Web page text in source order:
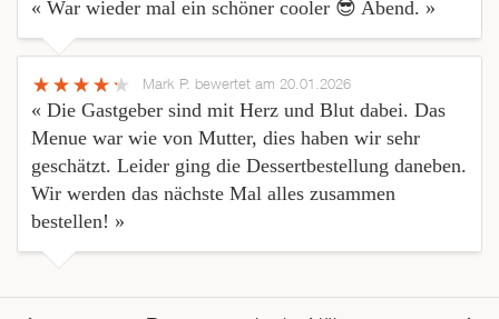
« War wieder mal ein schöner cooler 😎 Abend. »
Mark P. bewertet am 20.01.2026
« Die Gastgeber sind mit Herz und Blut dabei. Das
Menue war wie von Mutter, dies haben wir sehr
geschätzt. Leider ging die Dessertbestellung daneben.
Wir werden das nächste Mal alles zusammen
bestellen! »